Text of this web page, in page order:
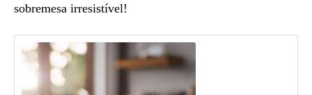
sobremesa irresistível!